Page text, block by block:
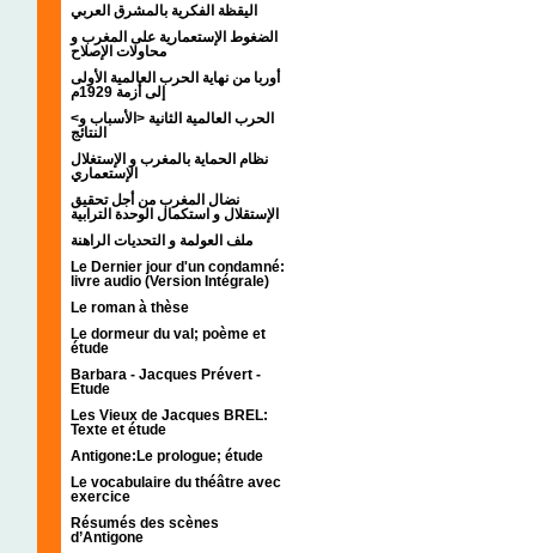
اليقظة الفكرية بالمشرق العربي
الضغوط الإستعمارية على المغرب و
محاولات الإصلاح
أوربا من نهاية الحرب العالمية الأولى
إلى أزمة 1929م
<الحرب العالمية الثانية <الأسباب و
النتائج
نظام الحماية بالمغرب و الإستغلال
الإستعماري
نضال المغرب من أجل تحقيق
الإستقلال و استكمال الوحدة الترابية
ملف العولمة و التحديات الراهنة
Le Dernier jour d'un condamné:
livre audio (Version Intégrale)
Le roman à thèse
Le dormeur du val; poème et
étude
Barbara - Jacques Prévert -
Etude
Les Vieux de Jacques BREL:
Texte et étude
Antigone:Le prologue; étude
Le vocabulaire du théâtre avec
exercice
Résumés des scènes
d’Antigone